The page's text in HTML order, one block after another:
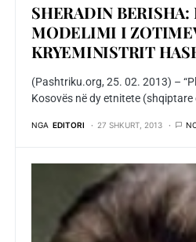
SHERADIN
MODELIMI I
KRYEMINISTRIT
(Pashtriku.org, 25. 02. 2013) –
Kosovës në dy etnitete (shqiptare
NGA EDITORI 27 SHKURT, 2013